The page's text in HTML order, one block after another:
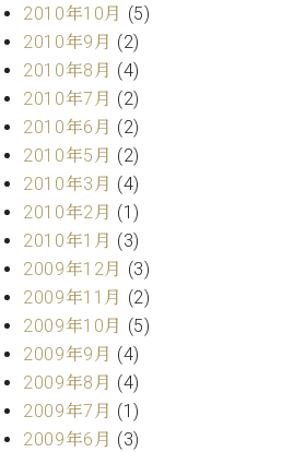
問
い
合
せ
尾山調律師のブ
ログ Die
Musikgasse（音
楽の小道）
2010年10月 (5)
2010年9月 (2)
2010年8月 (4)
2010年7月 (2)
2010年6月 (2)
2010年5月 (2)
2010年3月 (4)
2010年2月 (1)
2010年1月 (3)
2009年12月 (3)
2009年11月 (2)
2009年10月 (5)
2009年9月 (4)
2009年8月 (4)
2009年7月 (1)
2009年6月 (3)